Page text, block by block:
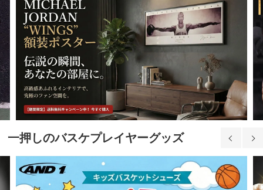
一押しのバスケプレイヤーグッズ